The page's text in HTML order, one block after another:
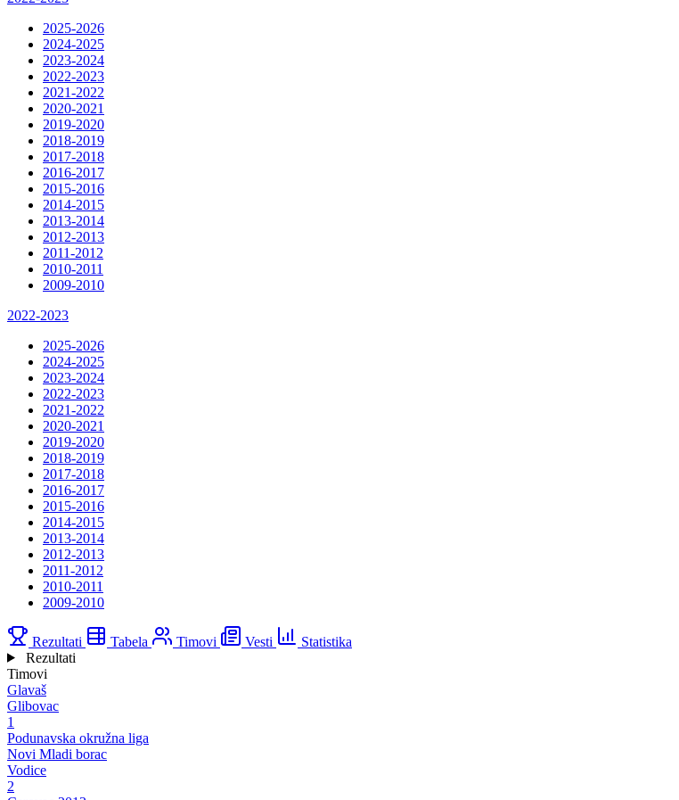
2025-2026
2024-2025
2023-2024
2022-2023
2021-2022
2020-2021
2019-2020
2018-2019
2017-2018
2016-2017
2015-2016
2014-2015
2013-2014
2012-2013
2011-2012
2010-2011
2009-2010
2022-2023
2025-2026
2024-2025
2023-2024
2022-2023
2021-2022
2020-2021
2019-2020
2018-2019
2017-2018
2016-2017
2015-2016
2014-2015
2013-2014
2012-2013
2011-2012
2010-2011
2009-2010
Rezultati Tabela Timovi Vesti
Statistika
Rezultati
Timovi
Glavaš
Glibovac
1
Podunavska okružna liga
Novi Mladi borac
Vodice
2